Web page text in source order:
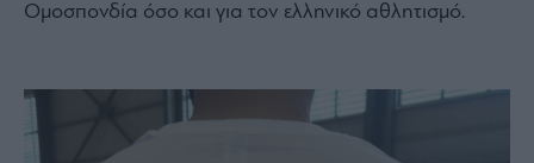
Ομοσπονδία όσο και για τον ελληνικό αθλητισμό.